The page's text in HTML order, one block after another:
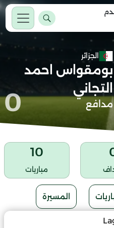
الجزائر
بومقواس احمد
التجاني
مدافع 0
10
مباريات
المسيرة